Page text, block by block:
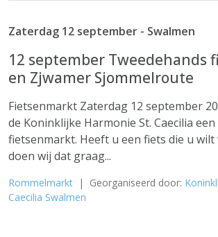
Zaterdag 12 september - Swalmen
12 september Tweedehands
en Zjwamer Sjommelroute
Fietsenmarkt Zaterdag 12 september
de Koninklijke Harmonie St. Caecilia
fietsenmarkt. Heeft u een fiets die u
doen wij dat graag...
Rommelmarkt | Georganiseerd door:
Caecilia Swalmen